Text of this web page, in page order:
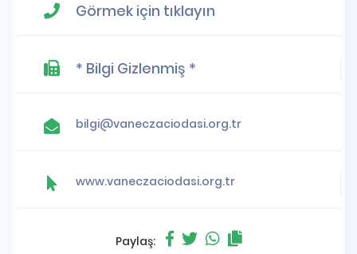
Görmek için tıklayın
* Bilgi Gizlenmiş *
bilgi@vaneczaciodasi.org.tr
www.vaneczaciodasi.org.tr
Paylaş: